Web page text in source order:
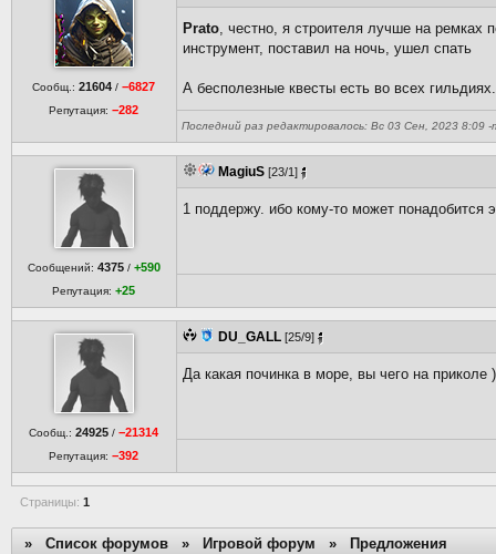
Сообщ.:21604 /−6827
Репутация:−282
Prato, честно, я строителя лучше на ремках
инструмент, поставил на ночь, ушел спать
А бесполезные квесты есть во всех
Последний раз редактировалось: Вс 03 Сен, 2023 8:09 -
Сообщений: 4375 / +590
Репутация:+25
MagiuS [23/1]
1 поддержу. ибо кому-то может понадобится
Сообщ.:24925 /−21314
Репутация:−392
DU_GALL [25/9]
Да какая починка в море, вы чего на приколе )
Страницы: 1
» Список форумов » Игровой форум » Предложения